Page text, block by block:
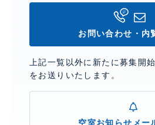
お問い合わせ・内
上記一覧以外に新たに募集開
をお送りいたします。
空室お知らせメー